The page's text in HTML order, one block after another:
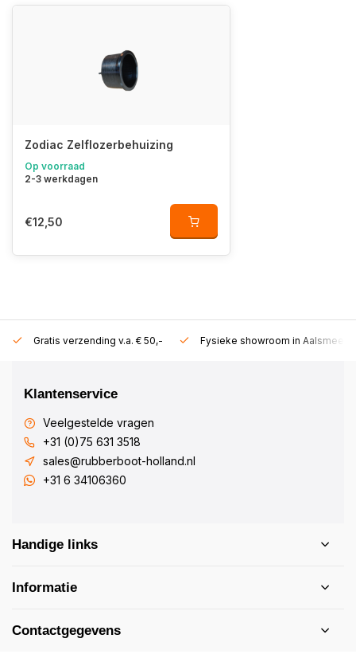
Zodiac Zelflozerbehuizing
Op voorraad
2-3 werkdagen
€12,50
Gratis verzending v.a. € 50,- Fysieke showroom in Aalsmeer!
Klantenservice
Veelgestelde vragen
+31 (0)75 631 3518
sales@rubberboot-holland.nl
+31 6 34106360
Handige links
Informatie
Contactgegevens